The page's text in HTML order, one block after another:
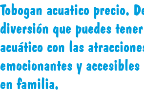
Tobogan acuatico precio.
diversión que puedes
acuático con las
emocionantes y
en familia.